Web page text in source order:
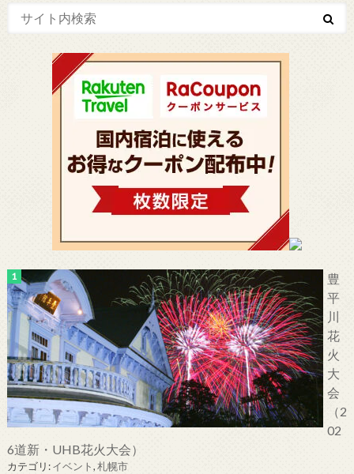
豊
平
川
花
火
大
会
（2
02
6道新・UHB花火大会）
カテゴリ:イベント,札幌市